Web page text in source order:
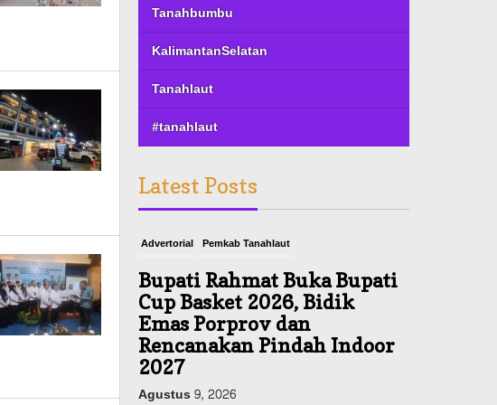
Tanahbumbu
KalimantanSelatan
Tanahlaut
#tanahlaut
Latest Posts
Advertorial Pemkab Tanahlaut
Bupati Rahmat Buka Bupati
Cup Basket 2026, Bidik
Emas Porprov dan
Rencanakan Pindah Indoor
2027
Agustus 9, 2026